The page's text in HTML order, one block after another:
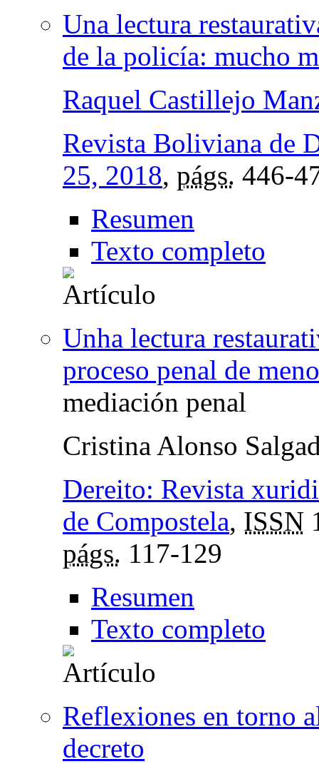
Una lectura
de la policía: mucho
Raquel Castillejo
Revista Boliviana de
25, 2018, págs. 446-
Resumen
Texto completo
Unha lectura
proceso penal de
mediación penal
Cristina Alonso
Dereito: Revista
de Compostela, ISSN
págs. 117-129
Resumen
Texto completo
Reflexiones en torno
decreto